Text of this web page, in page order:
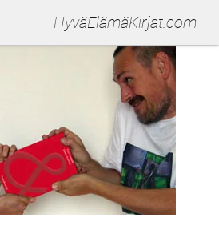
Hyvä­Elämä­Kirjat.com